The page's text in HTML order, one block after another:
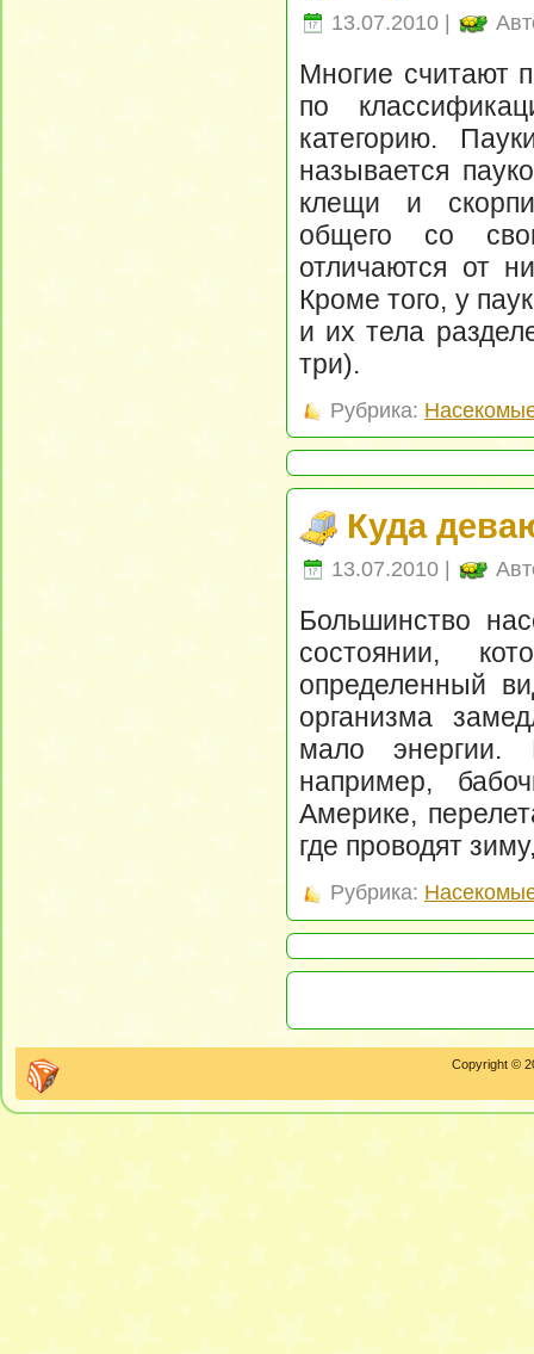
13.07.2010 |
Многие считают
по
категорию.
называется
клещи и
общего со
отличаются от
Кроме того, у
и их тела
три).
Рубрика:
Куда
13.07.2010 |
Большинство
состоянии,
определенный
организма
мало энергии.
например,
Америке,
где проводят
Рубрика:
Copyright ©